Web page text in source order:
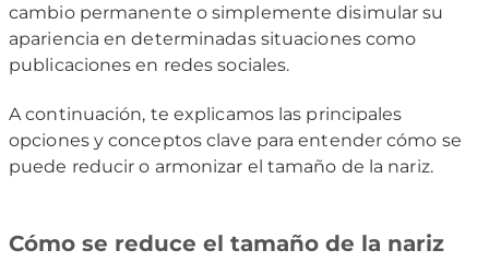
cambio permanente o simplemente disimular su
apariencia en determinadas situaciones como
publicaciones en redes sociales.
A continuación, te explicamos las principales
opciones y conceptos clave para entender cómo se
puede reducir o armonizar el tamaño de la nariz.
Cómo se reduce el tamaño de la nariz